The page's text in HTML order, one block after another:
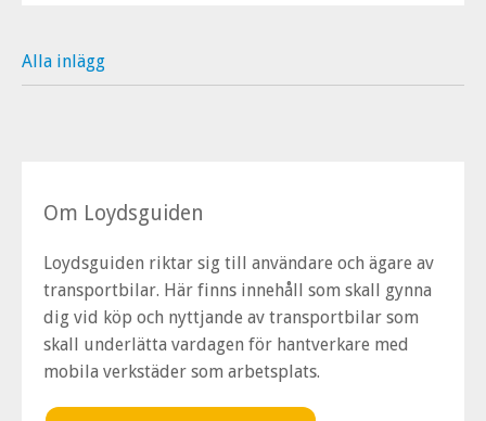
Alla inlägg
Om Loydsguiden
Loydsguiden riktar sig till användare och ägare av
transportbilar. Här finns innehåll som skall gynna
dig vid köp och nyttjande av transportbilar som
skall underlätta vardagen för hantverkare med
mobila verkstäder som arbetsplats.